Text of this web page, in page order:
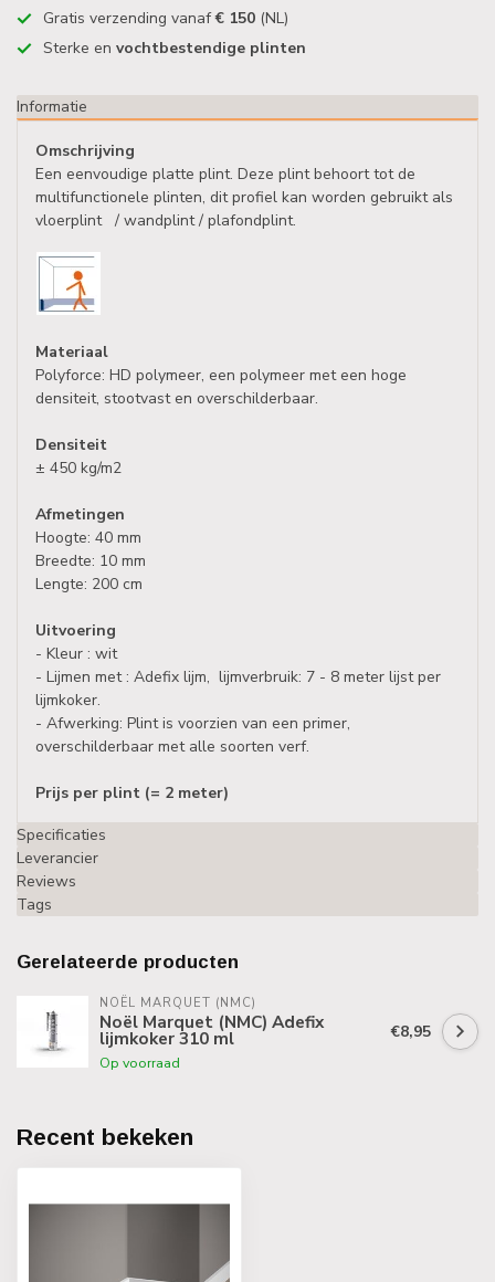
Gratis verzending vanaf€ 150 (NL)
Sterke en vochtbestendige plinten
Informatie
Omschrijving
Een eenvoudige platte plint. Deze plint behoort tot de
multifunctionele plinten, dit profiel kan worden gebruikt als
vloerplint / wandplint / plafondplint.
Materiaal
Polyforce: HD polymeer, een polymeer met een hoge
densiteit, stootvast en overschilderbaar.
Densiteit
± 450 kg/m2
Afmetingen
Hoogte: 40 mm
Breedte: 10 mm
Lengte: 200 cm
Uitvoering
- Kleur : wit
- Lijmen met : Adefix lijm, lijmverbruik: 7 - 8 meter lijst per
lijmkoker.
- Afwerking: Plint is voorzien van een primer,
overschilderbaar met alle soorten verf.
Prijs per plint (= 2 meter)
Specificaties
Leverancier
Reviews
Tags
Gerelateerde producten
NOËL MARQUET (NMC)
Noël Marquet (NMC) Adefix
lijmkoker 310 ml
Op voorraad
€8,95
Recent bekeken